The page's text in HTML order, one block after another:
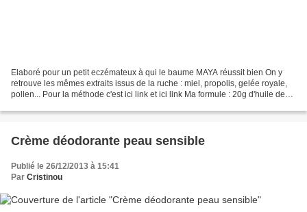
Elaboré pour un petit eczémateux à qui le baume MAYA réussit bien On y
retrouve les mêmes extraits issus de la ruche : miel, propolis, gelée royale,
pollen... Pour la méthode c'est ici link et ici link Ma formule : 20g d'huile de
Crème déodorante peau sensible
Publié le 26/12/2013 à 15:41
Par Cristinou